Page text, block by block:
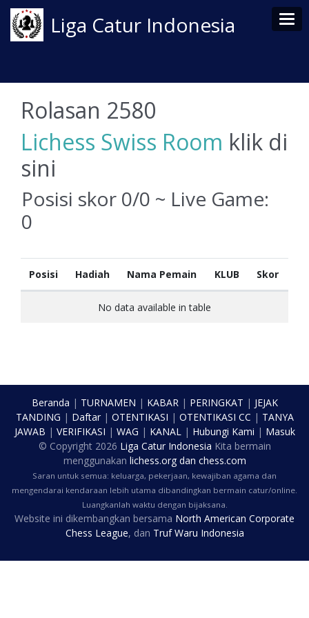
Liga Catur Indonesia
Rolasan 2580
Lichess Swiss Room klik di
sini
Posisi skor 0/0 ~ Live Game:
0
Posisi Hadiah Nama Pemain KLUB Skor
No data available in table
Beranda | TURNAMEN | KABAR| PERINGKAT | JEJAK
TANDING | Daftar| OTENTIKASI | OTENTIKASI CC | TANYA
JAWAB | VERIFIKASI | WAG | KANAL| Hubungi Kami | Masuk
© Copyright 2026 Liga Catur Indonesia Kita bermain
menggunakan lichess.orgdan chess.com
Saran untuk semua: keluarga, pekerjaan, kewajiban agama dan
mengendarai kendaraan lebih utama dibandingkan bermain catur/online.
Luangkanlah waktu dengan bijaksana.
Website ini dikembangkan bersama North American Corporate
Chess League, dan Truf Waru Indonesia